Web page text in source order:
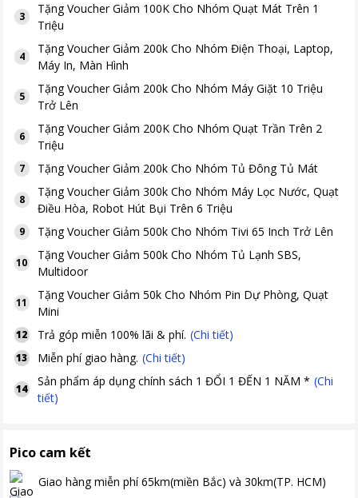
3
TặngVoucher Giảm 100K Cho Nhóm Quạt Mát Trên 1
Triệu
4
TặngVoucher Giảm 200k Cho Nhóm Điện Thoại, Laptop,
Máy In, Màn Hình
5
TặngVoucher Giảm 200k Cho Nhóm Máy Giặt 10 Triệu
Trở Lên
6
TặngVoucher Giảm 200K Cho Nhóm Quạt Trần Trên 2
Triệu
7 TặngVoucher Giảm 200k Cho Nhóm Tủ Đông Tủ Mát
8
TặngVoucher Giảm 300k Cho Nhóm Máy Lọc Nước, Quạt
Điều Hòa, Robot Hút Bụi Trên 6 Triệu
9 TặngVoucher Giảm 500k Cho Nhóm Tivi 65 Inch Trở Lên
10
TặngVoucher Giảm 500k Cho Nhóm Tủ Lạnh SBS,
Multidoor
11
TặngVoucher Giảm 50k Cho Nhóm Pin Dự Phòng, Quạt
Mini
12 Trả góp miễn 100% lãi & phí. (Chi tiết)
13 Miễn phí giao hàng. (Chi tiết)
14
Sản phẩm áp dụng chính sách 1 ĐỔI 1 ĐẾN 1 NĂM * (Chi
tiết)
Pico cam kết
Giao hàng miễn phí 65km(miền Bắc) và 30km(TP. HCM)